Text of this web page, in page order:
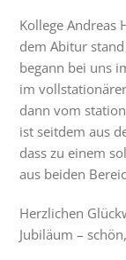
Kollege Andreas
dem Abitur
begann bei uns
im
dann vom
ist seitdem aus
dass zu einem
aus beiden
Herzlichen
Jubiläum –